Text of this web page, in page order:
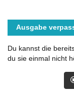
Ausgabe
Du kannst die
du sie einmal nicht